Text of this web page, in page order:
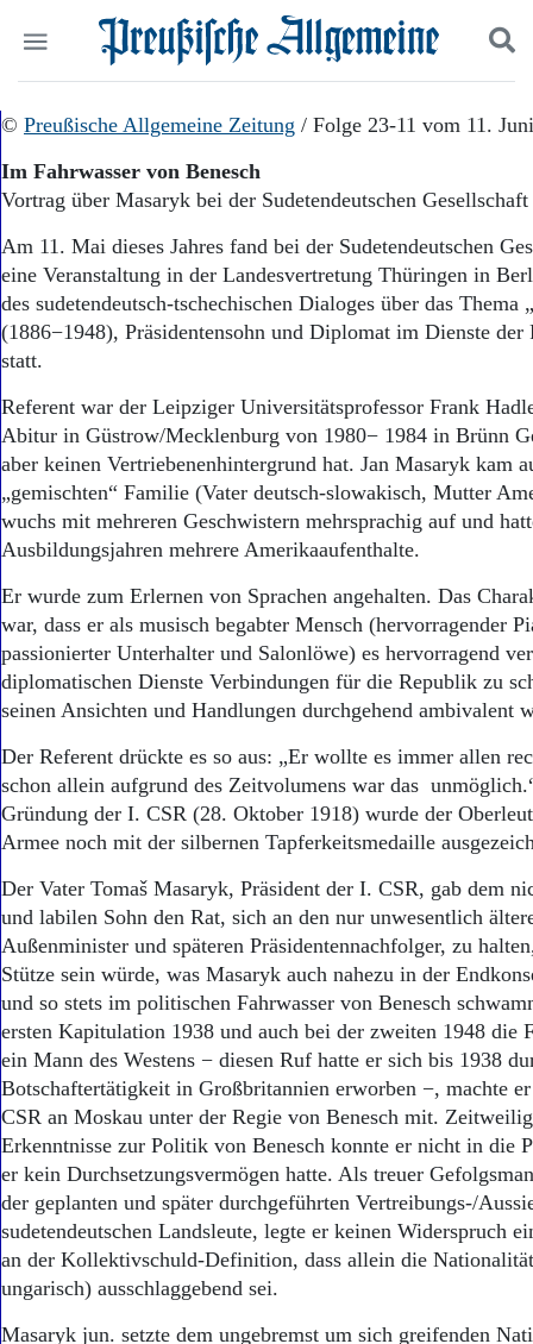
Start
Wer wir sind
Aktuelle Ausgabe
Abonnenten-Login
Abonnent werden
Abo Prämien
Archiv
Mediadaten
Politik
Wirtschaft
Panorama
Leben
Geschichte
Ostpreußen
Pommern
Danzig und Westpreußen
Bücher
Kontakt
Datenschutz
Suchen und finden
© Preußische Allgemeine Zeitung / Folge 23-11 vom 11.
Im Fahrwasser von Benesch
Vortrag über Masaryk bei der Sudetendeutschen
Am 11. Mai dieses Jahres fand bei der Sudetendeutschen
eine Veranstaltung in der Landesvertretung Thüringen in
des sudetendeutsch-tschechischen Dialoges über das Thema
(1886−1948), Präsidentensohn und Diplomat im Dienste der
statt.
Referent war der Leipziger Universitätsprofessor Frank
Abitur in Güstrow/Mecklenburg von 1980− 1984 in Brünn
aber keinen Vertriebenenhintergrund hat. Jan Masaryk kam
„gemischten“ Familie (Vater deutsch-slowakisch, Mutter
wuchs mit mehreren Geschwistern mehrsprachig auf und
Ausbildungsjahren mehrere Amerikaaufenthalte.
Er wurde zum Erlernen von Sprachen angehalten. Das
war, dass er als musisch begabter Mensch (hervorragender
passionierter Unterhalter und Salonlöwe) es hervorragend
diplomatischen Dienste Verbindungen für die Republik zu
seinen Ansichten und Handlungen durchgehend ambivalent
Der Referent drückte es so aus: „Er wollte es immer allen
schon allein aufgrund des Zeitvolumens war das
Gründung der I. CSR (28. Oktober 1918) wurde der
Armee noch mit der silbernen Tapferkeitsmedaille
Der Vater Tomaš Masaryk, Präsident der I. CSR, gab dem
und labilen Sohn den Rat, sich an den nur unwesentlich
Außenminister und späteren Präsidentennachfolger, zu
Stütze sein würde, was Masaryk auch nahezu in der
und so stets im politischen Fahrwasser von Benesch
ersten Kapitulation 1938 und auch bei der zweiten 1948 die
ein Mann des Westens − diesen Ruf hatte er sich bis 1938
Botschaftertätigkeit in Großbritannien erworben −, machte
CSR an Moskau unter der Regie von Benesch mit.
Erkenntnisse zur Politik von Benesch konnte er nicht in die
er kein Durchsetzungsvermögen hatte. Als treuer
der geplanten und später durchgeführten Vertreibungs-/
sudetendeutschen Landsleute, legte er keinen Widerspruch
an der Kollektivschuld-Definition, dass allein die
ungarisch) ausschlaggebend sei.
Masaryk jun. setzte dem ungebremst um sich greifenden